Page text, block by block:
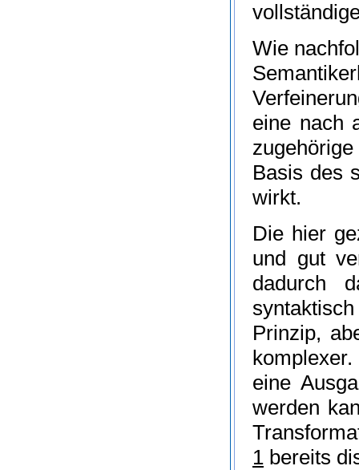
Wie
eine nach
Basis des
wirkt.
Die hier
und gut
dadurch
Prinzip,
eine
werden
1 bereits